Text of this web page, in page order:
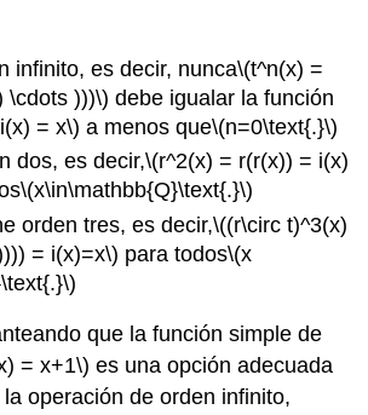
infinito, es decir, nunca\(t^n(x) =
\cdots )))\) debe igualar la función
= x\) a menos que\(n=0\text{.}\)
dos, es decir,\(r^2(x) = r(r(x)) = i(x)
\(x\in\mathbb{Q}\text{.}\)
orden tres, es decir,\((r\circ t)^3(x)
= i(x)=x\) para todos\(x
que la función simple de
= x+1\) es una opción adecuada
operación de orden infinito,